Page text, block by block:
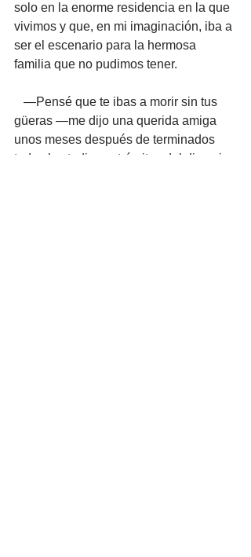
solo en la enorme residencia en la que
vivimos y que, en mi imaginación, iba a
ser el escenario para la hermosa
familia que no pudimos tener.
güeras —me dijo una querida amiga
unos meses después de terminados
todos los tediosos trámites del divorcio.